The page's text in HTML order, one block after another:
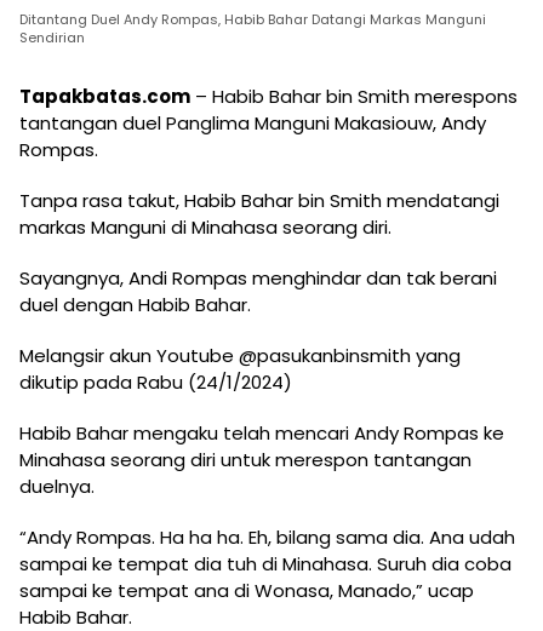
Ditantang Duel Andy Rompas, Habib Bahar Datangi Markas Manguni
Sendirian
Tapakbatas.com – Habib Bahar bin Smith merespons
tantangan duel Panglima Manguni Makasiouw, Andy
Rompas.
Tanpa rasa takut, Habib Bahar bin Smith mendatangi
markas Manguni di Minahasa seorang diri.
Sayangnya, Andi Rompas menghindar dan tak berani
duel dengan Habib Bahar.
Melangsir akun Youtube @pasukanbinsmith yang
dikutip pada Rabu (24/1/2024)
Habib Bahar mengaku telah mencari Andy Rompas ke
Minahasa seorang diri untuk merespon tantangan
duelnya.
“Andy Rompas. Ha ha ha. Eh, bilang sama dia. Ana udah
sampai ke tempat dia tuh di Minahasa. Suruh dia coba
sampai ke tempat ana di Wonasa, Manado,” ucap
Habib Bahar.